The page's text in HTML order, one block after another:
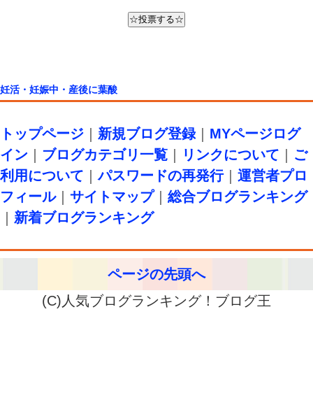
妊活・妊娠中・産後に葉酸
トップページ 新規ブログ登録｜ MYページログ
イン
ブログカテゴリ一覧 リンクについて
ご
利用について ｜パスワードの再発行｜ 運営者プロ
フィール｜ サイトマップ｜ 総合ブログランキング
新着ブログランキング
ページの先頭へ
(C)人気ブログランキング！ブログ王